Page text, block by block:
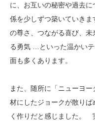
に、お互いの秘密や過去
係を少しずつ築いていき
の尊さ、つながる喜び、
る勇気 …といった温かい
面も多くあります。
また、随所に「ニューヨ
材にしたジョークが散り
く作りだと感じました。